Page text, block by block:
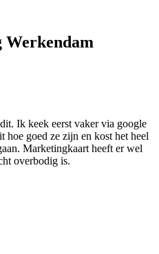
Werkendam
Ik keek eerst vaker via google
hoe goed ze zijn en kost het heel
Marketingkaart heeft er wel
overbodig is.